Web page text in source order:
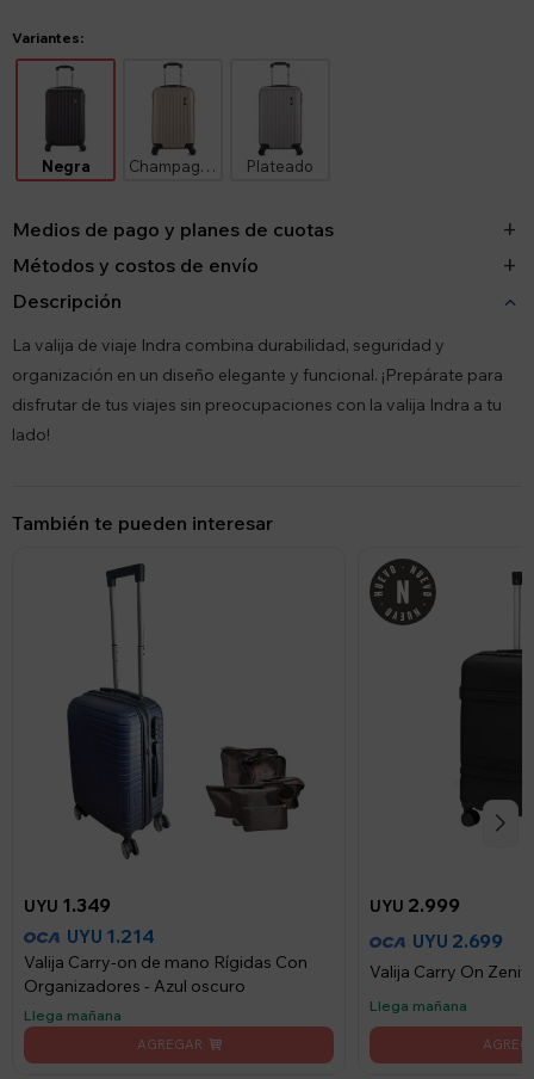
Variantes:
Negra Champagne Plateado
Medios de pago y planes de cuotas
Métodos y costos de envío
Descripción
La valija de viaje Indra combina durabilidad, seguridad y
organización en un diseño elegante y funcional. ¡Prepárate para
disfrutar de tus viajes sin preocupaciones con la valija Indra a tu
lado!
También te pueden interesar
UYU 1.349
UYU 1.214
Valija Carry-on de mano Rígidas Con
Organizadores - Azul oscuro
Llega mañana
UYU 2.999
UYU 2.699
Valija Carry On Zenit
Llega mañana